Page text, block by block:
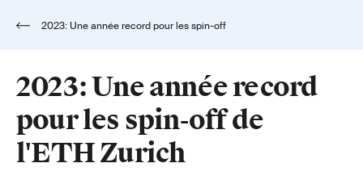
2023: Une année record
pour les spin-off de
l'ETH Zurich